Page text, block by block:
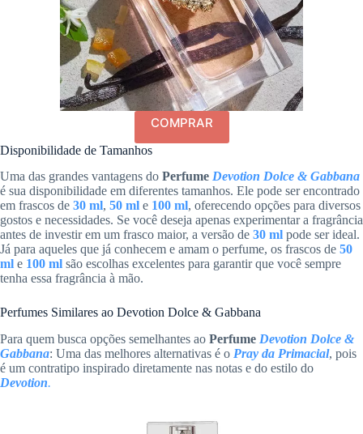
COMPRAR
Disponibilidade de Tamanhos
Uma das grandes vantagens do Perfume Devotion Dolce & Gabbana
é sua disponibilidade em diferentes tamanhos. Ele pode ser encontrado
em frascos de 30 ml, 50 ml e 100 ml, oferecendo opções para diversos
gostos e necessidades. Se você deseja apenas experimentar a fragrância
antes de investir em um frasco maior, a versão de 30 ml pode ser ideal.
Já para aqueles que já conhecem e amam o perfume, os frascos de 50
ml e 100 ml são escolhas excelentes para garantir que você sempre
tenha essa fragrância à mão.
Perfumes Similares ao Devotion Dolce & Gabbana
Para quem busca opções semelhantes ao Perfume Devotion Dolce &
Gabbana: Uma das melhores alternativas é o Pray da Primacial, pois
é um contratipo inspirado diretamente nas notas e do estilo do
Devotion.